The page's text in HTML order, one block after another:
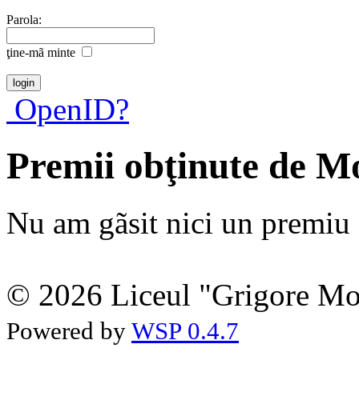
Parola:
ţine-mã minte
OpenID?
Premii obţinute de
Nu am gãsit nici un premiu
© 2026 Liceul "Grigore
Powered by WSP 0.4.7